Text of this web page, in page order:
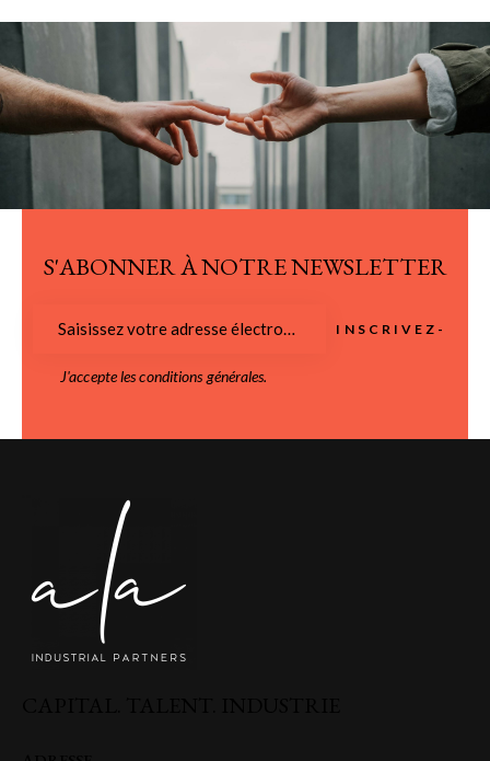
S'ABONNER À NOTRE NEWSLETTER
INSCRIVEZ-
J'accepte lesconditions générales.